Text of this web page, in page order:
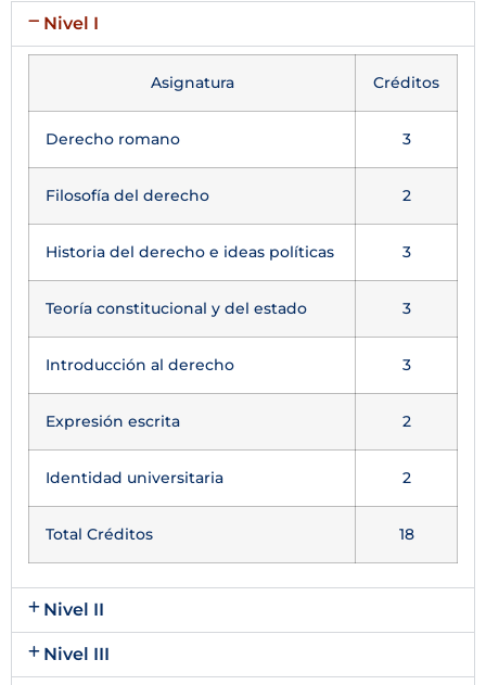
Nivel I
Asignatura Créditos
Derecho romano 3
Filosofía del derecho 2
Historia del derecho e ideas políticas 3
Teoría constitucional y del estado 3
Introducción al derecho 3
Expresión escrita 2
Identidad universitaria 2
Total Créditos 18
Nivel II
Nivel III